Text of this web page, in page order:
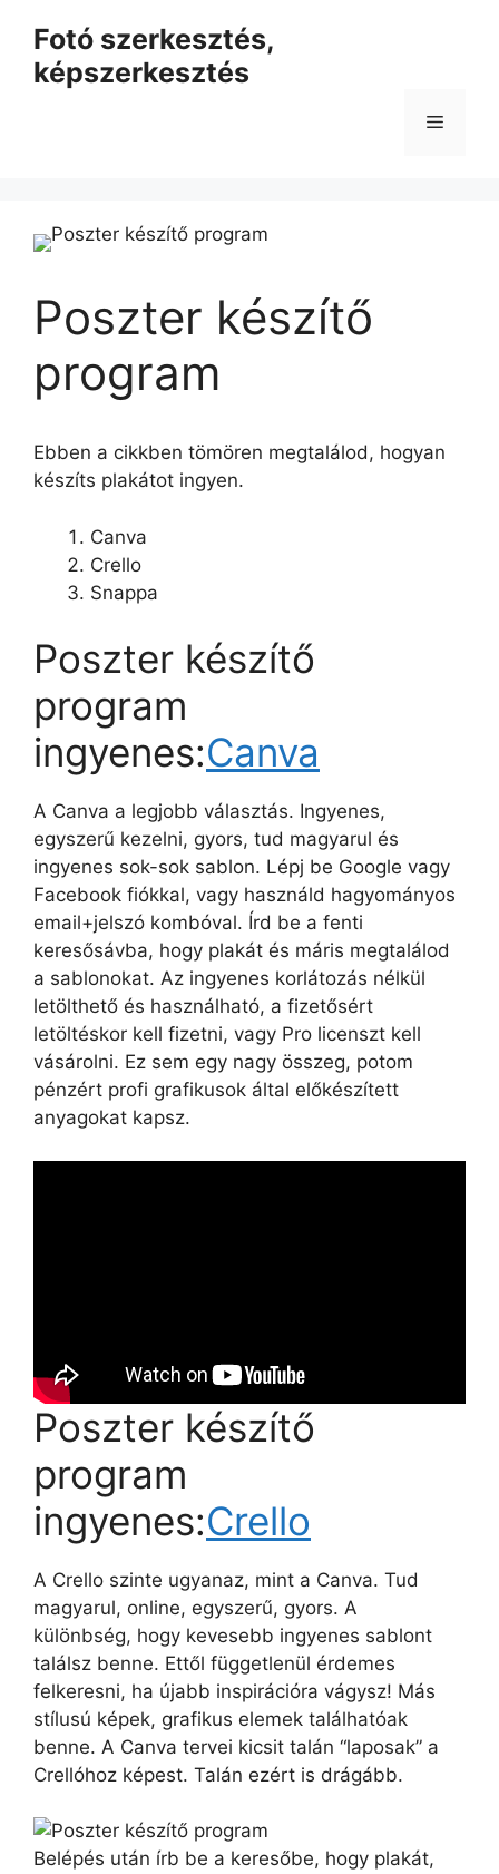
tartalomba
Fotó szerkesztés,
képszerkesztés
Menü
Poszter készítő
program
Ebben a cikkben tömören megtalálod, hogyan
készíts plakátot ingyen.
Canva
Crello
Snappa
Poszter készítő
program
ingyenes:Canva
A Canva a legjobb választás. Ingyenes,
egyszerű kezelni, gyors, tud magyarul és
ingyenes sok-sok sablon. Lépj be Google vagy
Facebook fiókkal, vagy használd hagyományos
email+jelszó kombóval. Írd be a fenti
keresősávba, hogy plakát és máris megtalálod
a sablonokat. Az ingyenes korlátozás nélkül
letölthető és használható, a fizetősért
letöltéskor kell fizetni, vagy Pro licenszt kell
vásárolni. Ez sem egy nagy összeg, potom
pénzért profi grafikusok által előkészített
anyagokat kapsz.
Poszter készítő
program
ingyenes:Crello
A Crello szinte ugyanaz, mint a Canva. Tud
magyarul, online, egyszerű, gyors. A
különbség, hogy kevesebb ingyenes sablont
találsz benne. Ettől függetlenül érdemes
felkeresni, ha újabb inspirációra vágysz! Más
stílusú képek, grafikus elemek találhatóak
benne. A Canva tervei kicsit talán “laposak” a
Crellóhoz képest. Talán ezért is drágább.
Belépés után írb be a keresőbe, hogy plakát,